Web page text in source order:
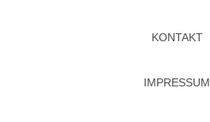
KONTAKT
IMPRESSUM